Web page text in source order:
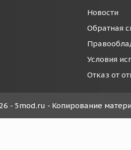
Новости
Обратная
Условия
Отказ от
- 5mod.ru - Копирование